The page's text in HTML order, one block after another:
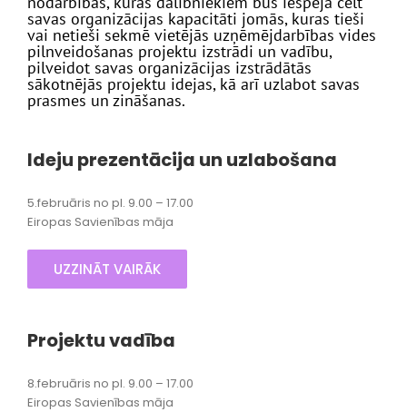
savas organizācijas kapacitāti jomās, kuras tieši
vai netieši sekmē vietējās uzņēmējdarbības vides
pilnveidošanas projektu izstrādi un vadību,
pilveidot savas organizācijas izstrādātās
sākotnējās projektu idejas, kā arī uzlabot savas
prasmes un zināšanas.
Ideju prezentācija un uzlabošana
5.februāris no pl. 9.00 – 17.00
Eiropas Savienības māja
UZZINĀT VAIRĀK
Projektu vadība
8.februāris no pl. 9.00 – 17.00
Eiropas Savienības māja